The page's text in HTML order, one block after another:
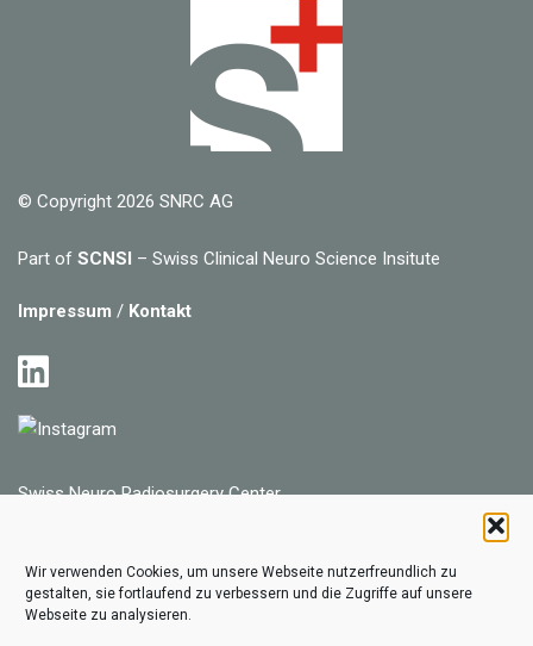
Wir verwenden Cookies, um unsere Webseite nutzerfreundlich zu
gestalten, sie fortlaufend zu verbessern und die Zugriffe auf unsere
Webseite zu analysieren.
© Copyright 2026 SNRC AG
Part of SCNSI – Swiss Clinical Neuro Science Insitute
Impressum / Kontakt
Swiss Neuro Radiosurgery Center
CH-8002 Zürich